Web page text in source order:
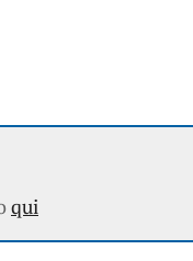
qui